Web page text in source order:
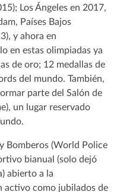
Los Ángeles en 2017,
Países Bajos
y ahora en
en estas olimpiadas ya
de oro; 12 medallas de
del mundo. También,
parte del Salón de
un lugar reservado
Bomberos (World Police
bianual (solo dejó
abierto a la
activo como jubilados de